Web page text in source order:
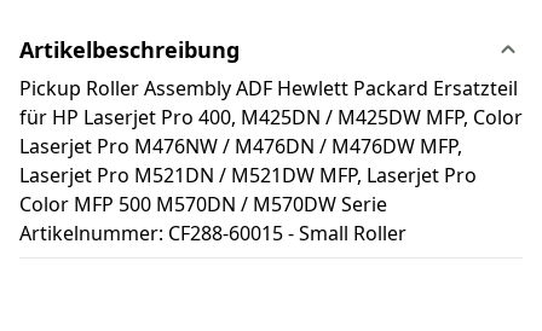
Artikelbeschreibung
Pickup Roller Assembly ADF Hewlett Packard Ersatzteil
für HP Laserjet Pro 400, M425DN / M425DW MFP, Color
Laserjet Pro M476NW / M476DN / M476DW MFP,
Laserjet Pro M521DN / M521DW MFP, Laserjet Pro
Color MFP 500 M570DN / M570DW Serie
Artikelnummer: CF288-60015 - Small Roller